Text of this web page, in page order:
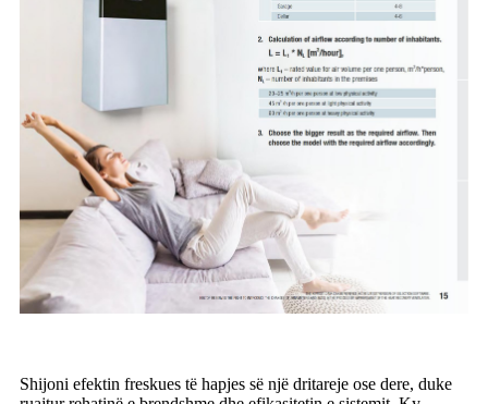
Shijoni efektin freskues të hapjes së një dritareje ose dere, duke